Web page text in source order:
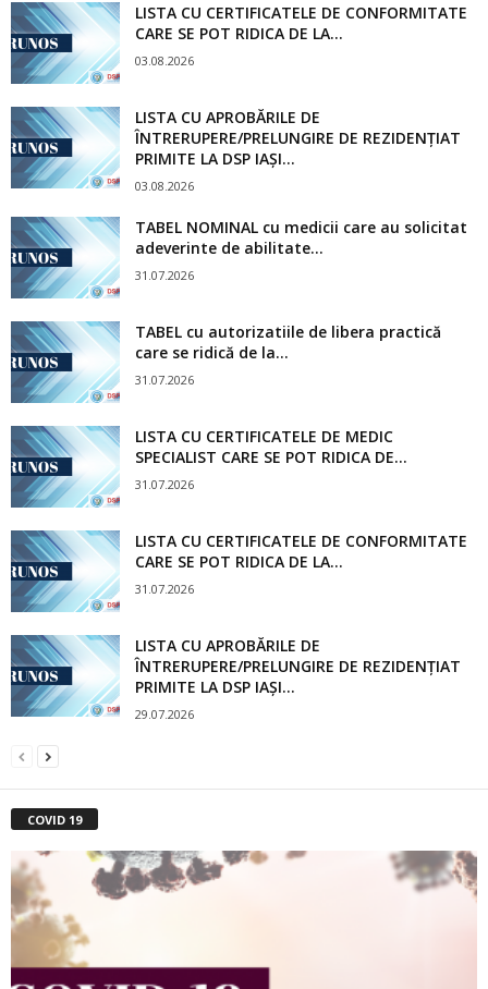
LISTA CU CERTIFICATELE DE CONFORMITATE
CARE SE POT RIDICA DE LA...
03.08.2026
LISTA CU APROBĂRILE DE
ÎNTRERUPERE/PRELUNGIRE DE REZIDENȚIAT
PRIMITE LA DSP IAȘI...
03.08.2026
TABEL NOMINAL cu medicii care au solicitat
adeverinte de abilitate...
31.07.2026
TABEL cu autorizatiile de libera practică
care se ridică de la...
31.07.2026
LISTA CU CERTIFICATELE DE MEDIC
SPECIALIST CARE SE POT RIDICA DE...
31.07.2026
LISTA CU CERTIFICATELE DE CONFORMITATE
CARE SE POT RIDICA DE LA...
31.07.2026
LISTA CU APROBĂRILE DE
ÎNTRERUPERE/PRELUNGIRE DE REZIDENȚIAT
PRIMITE LA DSP IAȘI...
29.07.2026
COVID 19